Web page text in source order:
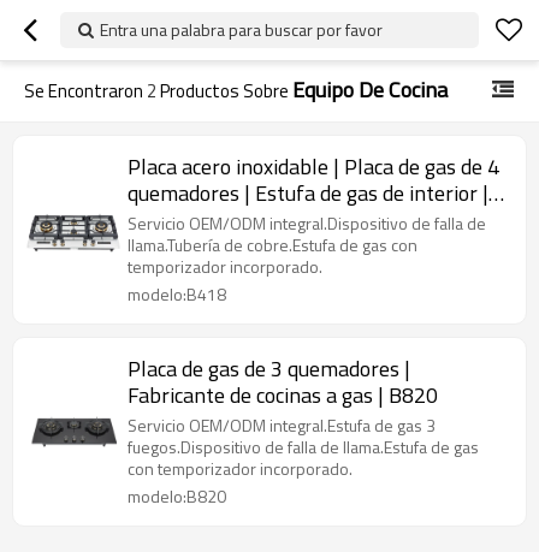
Entra una palabra para buscar por favor
Se Encontraron 2Productos Sobre Equipo De Cocina
Placa acero inoxidable | Placa de gas de 4
quemadores | Estufa de gas de interior |
B418
Servicio OEM/ODM integral.Dispositivo de falla de
llama.Tubería de cobre.Estufa de gas con
temporizador incorporado.
modelo:B418
Placa de gas de 3 quemadores |
Fabricante de cocinas a gas | B820
Servicio OEM/ODM integral.Estufa de gas 3
fuegos.Dispositivo de falla de llama.Estufa de gas
con temporizador incorporado.
modelo:B820